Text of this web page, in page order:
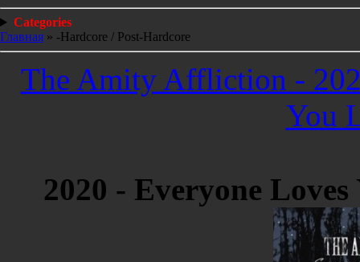
Categories
Главная » -Hardcore / Post-Hardcore
The Amity Affliction -
You
2020 - Everyone